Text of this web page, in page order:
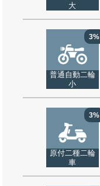
大
3%
普通自動二輪
小
3%
原付二種二輪
車